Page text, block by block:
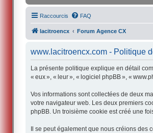
Raccourcis FAQ
lacitroencx Forum Agence CX
www.lacitroencx.com - Politique
La présente politique explique en détail
« eux », « leur », « logiciel phpBB », «
Vos informations sont collectées de deux
votre navigateur web. Les deux premiers
phpBB. Un troisième cookie est créé une
Il se peut également que nous créions